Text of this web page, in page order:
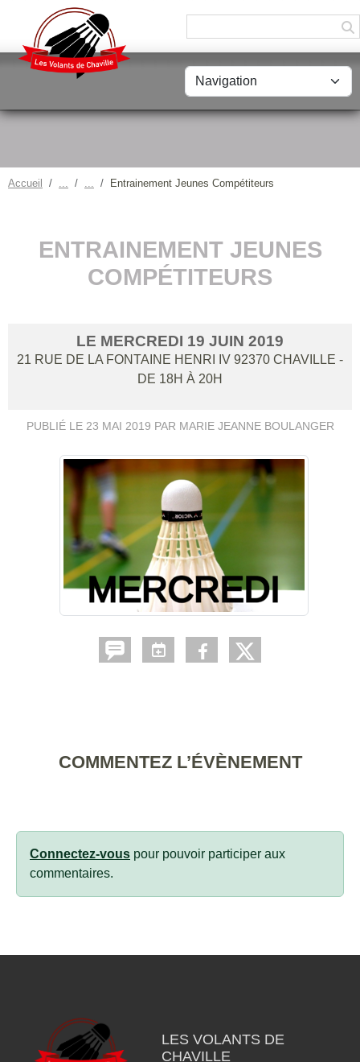
Accueil Entrainement Jeunes Compétiteurs
ENTRAINEMENT JEUNES
COMPÉTITEURS
LE MERCREDI 19 JUIN 2019
21 RUE DE LA FONTAINE HENRI IV 92370 CHAVILLE -
DE 18H À 20H
PUBLIÉ LE 23 MAI 2019 PAR MARIE JEANNE BOULANGER
COMMENTEZ L’ÉVÈNEMENT
Connectez-vous pour pouvoir participer aux
commentaires.
LES VOLANTS DE
CHAVILLE
Panneau de gestion des cookies